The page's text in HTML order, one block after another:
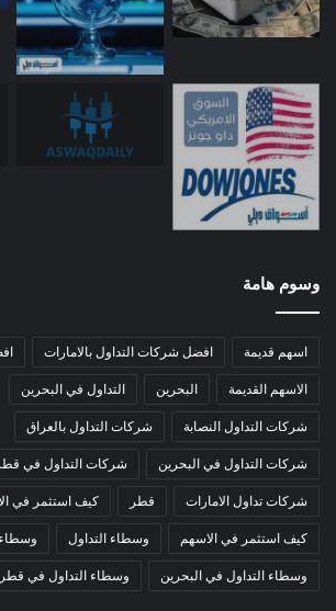
وسوم هامة
اسهم قديمة افضل شركات التداول بالامارات
الاسهم القديمة البحرين التداول في البحرين
شركات التداول النصابة شركات التداول بالعراق
شركات التداول في البحرين شركات التداول في قطر
شركات تداول الامارات قطر كيف استثمر في
كيف استثمر في الاسهم وسطاء التداول وسطاء
وسطاء التداول في البحرين وسطاء التداول في قطر